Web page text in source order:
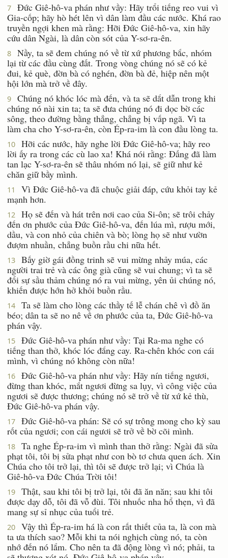
7
Ðức Giê-hô-va phán như vầy: Hãy trổi tiếng reo vui vì
Gia-cốp; hãy hò hét lên vì dân làm đầu các nước. Khá rao
truyền ngợi khen mà rằng: Hỡi Ðức Giê-hô-va, xin hãy
cứu dân Ngài, là dân còn sót của Y-sơ-ra-ên.
8
Nầy, ta sẽ đem chúng nó về từ xứ phương bắc, nhóm
lại từ các đầu cùng đất. Trong vòng chúng nó sẽ có kẻ
đui, kẻ què, đờn bà có nghén, đờn bà đẻ, hiệp nên một
hội lớn mà trở về đây.
9
Chúng nó khóc lóc mà đến, và ta sẽ dắt dẫn trong khi
chúng nó nài xin ta; ta sẽ đưa chúng nó đi dọc bờ các
sông, theo đường bằng thẳng, chẳng bị vấp ngã. Vì ta
làm cha cho Y-sơ-ra-ên, còn Ép-ra-im là con đầu lòng ta.
10
Hỡi các nước, hãy nghe lời Ðức Giê-hô-va; hãy reo
lời ấy ra trong các cù lao xa! Khá nói rằng: Ðấng đã làm
tan lạc Y-sơ-ra-ên sẽ thâu nhóm nó lại, sẽ giữ như kẻ
chăn giữ bầy mình.
11
Vì Ðức Giê-hô-va đã chuộc giải đáp, cứu khỏi tay kẻ
mạnh hơn.
12
Họ sẽ đến và hát trên nơi cao của Si-ôn; sẽ trôi chảy
đến ơn phước của Ðức Giê-hô-va, đến lúa mì, rượu mới,
dầu, và con nhỏ của chiên và bò; lòng họ sẽ như vườn
đượm nhuần, chẳng buồn rầu chi nữa hết.
13
Bấy giờ gái đồng trinh sẽ vui mừng nhảy múa, các
người trai trẻ và các ông già cũng sẽ vui chung; vì ta sẽ
đổi sự sầu thảm chúng nó ra vui mừng, yên ủi chúng nó,
khiến được hớn hở khỏi buồn rầu.
14
Ta sẽ làm cho lòng các thầy tế lễ chán chê vì đồ ăn
béo; dân ta sẽ no nê về ơn phước của ta, Ðức Giê-hô-va
phán vậy.
15
Ðức Giê-hô-va phán như vầy: Tại Ra-ma nghe có
tiếng than thở, khóc lóc đắng cay. Ra-chên khóc con cái
mình, vì chúng nó không còn nữa!
16
Ðức Giê-hô-va phán như vầy: Hãy nín tiếng ngươi,
đừng than khóc, mắt ngươi đừng sa lụy, vì công việc của
ngươi sẽ được thương; chúng nó sẽ trở về từ xứ kẻ thù,
Ðức Giê-hô-va phán vậy.
17
Ðức Giê-hô-va phán: Sẽ có sự trông mong cho kỳ sau
rốt của ngươi; con cái ngươi sẽ trở về bờ cõi mình.
18
Ta nghe Ép-ra-im vì mình than thở rằng: Ngài đã sửa
phạt tôi, tôi bị sửa phạt như con bò tơ chưa quen ách. Xin
Chúa cho tôi trở lại, thì tôi sẽ được trở lại; vì Chúa là
Giê-hô-va Ðức Chúa Trời tôi!
19
Thật, sau khi tôi bị trở lại, tôi đã ăn năn; sau khi tôi
được dạy dỗ, tôi đã vỗ đùi. Tôi nhuốc nha hổ thẹn, vì đã
mang sự sỉ nhục của tuổi trẻ.
20
Vậy thì Ép-ra-im há là con rất thiết của ta, là con mà
ta ưa thích sao? Mỗi khi ta nói nghịch cùng nó, ta còn
nhớ đến nó lắm. Cho nên ta đã động lòng vì nó; phải, ta